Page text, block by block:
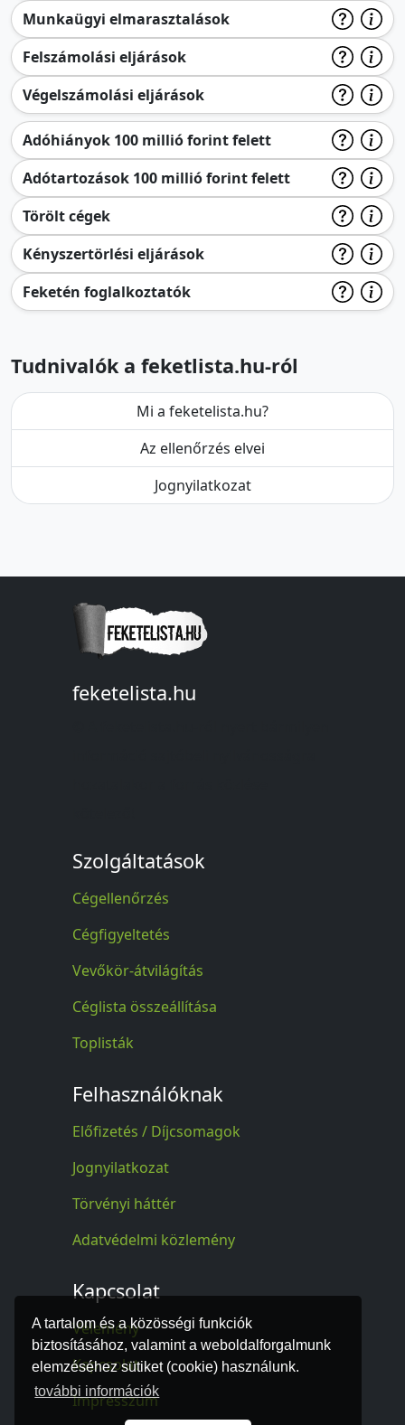
A tartalom és a közösségi funkciók
biztosításához, valamint a weboldalforgalmunk
elemzéséhez sütiket (cookie) használunk.
további információk
Munkaügyi elmarasztalások
Felszámolási eljárások
Végelszámolási eljárások
Adóhiányok 100 millió forint felett
Adótartozások 100 millió forint felett
Törölt cégek
Kényszertörlési eljárások
Feketén foglalkoztatók
Tudnivalók a feketlista.hu-ról
Mi a feketelista.hu?
Az ellenőrzés elvei
Jognyilatkozat
feketelista.hu
Szolgáltatások
Cégellenőrzés
Cégfigyeltetés
Vevőkör-átvilágítás
Céglista összeállítása
Toplisták
Felhasználóknak
Előfizetés / Díjcsomagok
Jognyilatkozat
Törvényi háttér
Adatvédelmi közlemény
Kapcsolat
Vélemény
Kapcsolat
Impresszum